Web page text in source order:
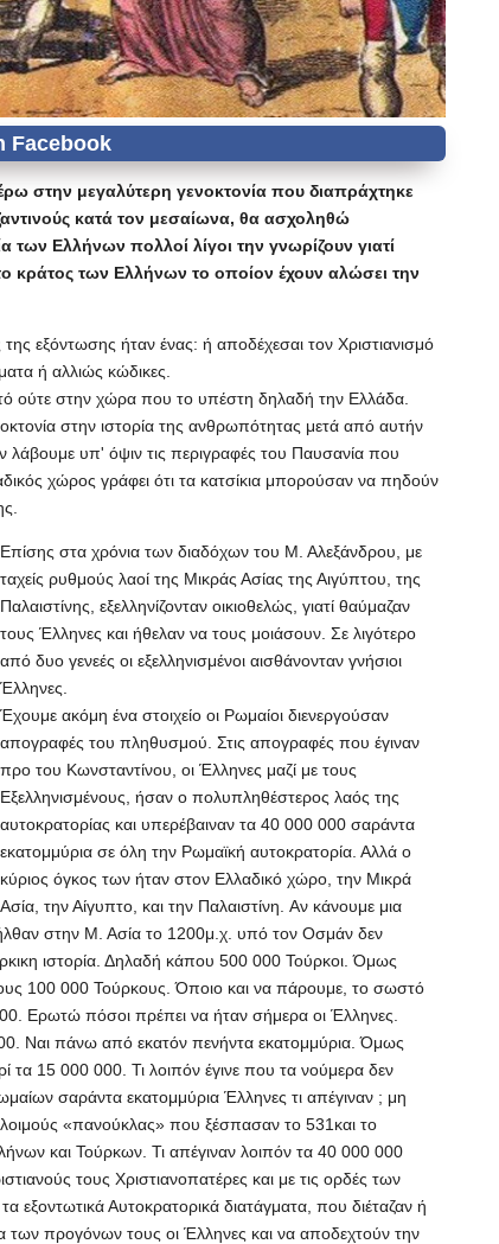
στην μεγαλύτερη γενοκτονία που διαπράχτηκε
κατά τον μεσαίωνα, θα ασχοληθώ
Ελλήνων πολλοί λίγοι την γνωρίζουν γιατί
κράτος των Ελλήνων το οποίον έχουν αλώσει την
εξόντωσης ήταν ένας: ή αποδέχεσαι τον Χριστιανισμό
ή αλλιώς κώδικες.
ούτε στην χώρα που το υπέστη δηλαδή την Ελλάδα.
στην ιστορία της ανθρωπότητας μετά από αυτήν
λάβουμε υπ' όψιν τις περιγραφές του Παυσανία που
χώρος γράφει ότι τα κατσίκια μπορούσαν να πηδούν
Επίσης στα χρόνια των διαδόχων του Μ. Αλεξάνδρου, με
ταχείς ρυθμούς λαοί της Μικράς Ασίας της Αιγύπτου, της
Παλαιστίνης, εξελληνίζονταν οικιοθελώς, γιατί θαύμαζαν
τους Έλληνες και ήθελαν να τους μοιάσουν. Σε λιγότερο
από δυο γενεές οι εξελληνισμένοι αισθάνονταν γνήσιοι
Έλληνες.
Έχουμε ακόμη ένα στοιχείο οι Ρωμαίοι διενεργούσαν
απογραφές του πληθυσμού. Στις απογραφές που έγιναν
προ του Κωνσταντίνου, οι Έλληνες μαζί με τους
Εξελληνισμένους, ήσαν ο πολυπληθέστερος λαός της
αυτοκρατορίας και υπερέβαιναν τα 40 000 000 σαράντα
εκατομμύρια σε όλη την Ρωμαϊκή αυτοκρατορία. Αλλά ο
κύριος όγκος των ήταν στον Ελλαδικό χώρο, την Μικρά
Ασία, την Αίγυπτο, και την Παλαιστίνη. Aν κάνουμε μια
στην Μ. Ασία το 1200μ.χ. υπό τον Οσμάν δεν
ιστορία. Δηλαδή κάπου 500 000 Τούρκοι. Όμως
100 000 Τούρκους. Όποιο και να πάρουμε, το σωστό
Ερωτώ πόσοι πρέπει να ήταν σήμερα οι Έλληνες.
Ναι πάνω από εκατόν πενήντα εκατομμύρια. Όμως
τα 15 000 000. Τι λοιπόν έγινε που τα νούμερα δεν
σαράντα εκατομμύρια Έλληνες τι απέγιναν ; μη
«πανούκλας» που ξέσπασαν το 531και το
και Τούρκων. Τι απέγιναν λοιπόν τα 40 000 000
τους Χριστιανοπατέρες και με τις ορδές των
Αυτοκρατορικά διατάγματα, που διέταζαν ή
προγόνων τους οι Έλληνες και να αποδεχτούν την